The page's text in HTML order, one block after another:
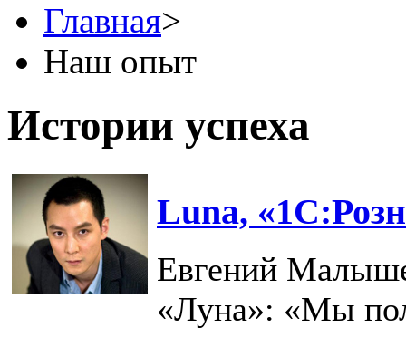
Главная>
Наш опыт
Истории успеха
Luna,
Евгений
«Луна»: «Мы